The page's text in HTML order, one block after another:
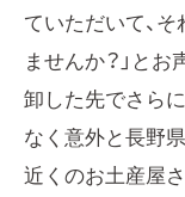
ていただいて、
ませんか？」と
卸した先でさら
なく意外と長野
近くのお土産屋